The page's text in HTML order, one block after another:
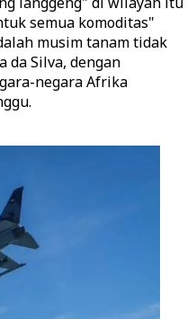
semua komoditas"
musim tanam tidak
da Silva, dengan
negara Afrika